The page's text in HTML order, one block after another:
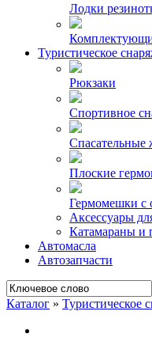
Лодки
Туристическое
Рюкзаки
Спортивное
Спасательные
Плоские
Гермомешки с
Аксессуары
Катамараны и
Автомасла
Автозапчасти
Каталог » Туристическое